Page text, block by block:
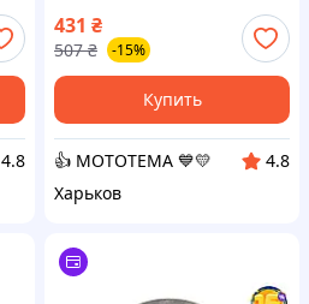
4.8
431 ₴
507 ₴ -15%
Купить
👍 МОТОТЕМА 💙💛
4.8
Харьков